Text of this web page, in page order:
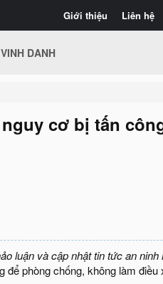
Giới thiệu Liên hệ
VINH DANH
cơ bị tấn
luận và cập nhật tin tức an ninh
để phòng chống, không làm điều